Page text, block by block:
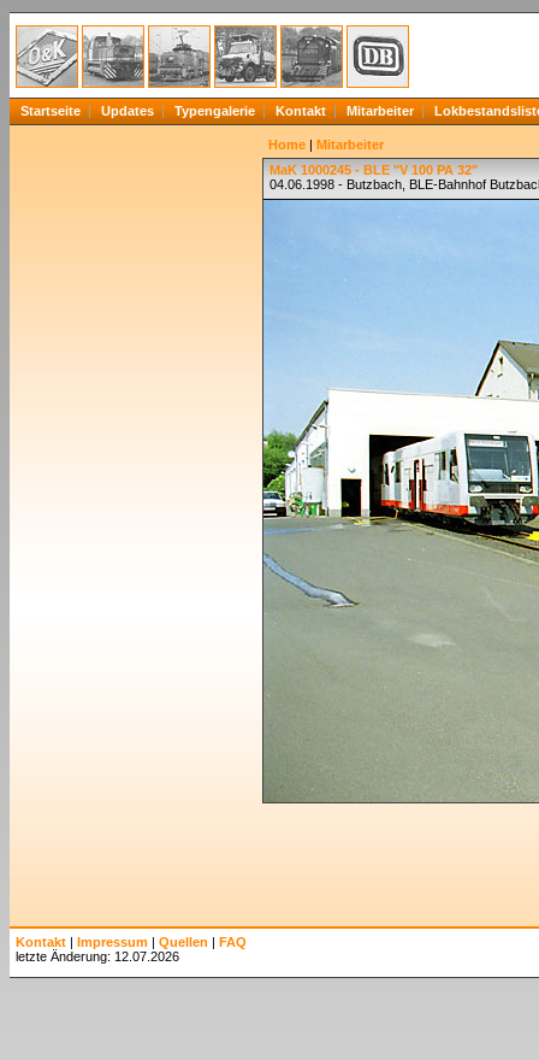
Startseite Updates Typengalerie Kontakt Mitarbeiter
Home | Mitarbeiter
MaK 1000245 - BLE "V 100 PA 32"
04.06.1998 - Butzbach, BLE-Bahnhof
Kontakt | Impressum | Quellen | FAQ
letzte Änderung: 12.07.2026